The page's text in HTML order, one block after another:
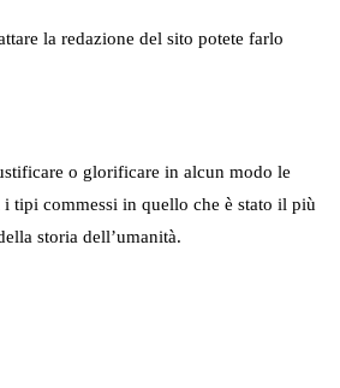
la redazione del sito potete farlo
o glorificare in alcun modo le
tipi commessi in quello che è stato il più
storia dell’umanità.